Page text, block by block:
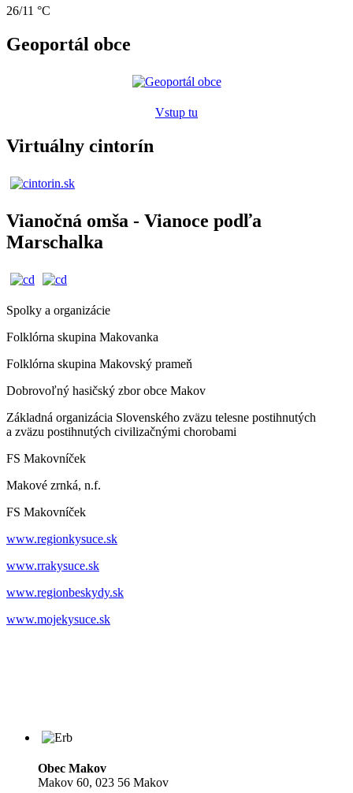
26/11 °C
Geoportál obce
Vstup tu
Virtuálny cintorín
Vianočná omša - Vianoce podľa
Marschalka
Spolky a organizácie
Folklórna skupina Makovanka
Folklórna skupina Makovský prameň
Dobrovoľný hasičský zbor obce Makov
Základná organizácia Slovenského zväzu telesne postihnutých
a zväzu postihnutých civilizačnými chorobami
FS Makovníček
Makové zrnká, n.f.
FS Makovníček
www.regionkysuce.sk
www.rrakysuce.sk
www.regionbeskydy.sk
www.mojekysuce.sk
Obec Makov
Makov 60, 023 56 Makov